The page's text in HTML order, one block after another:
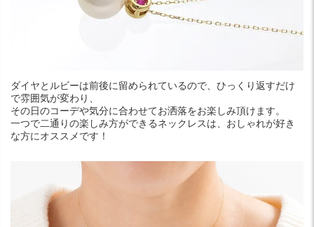
ダイヤとルビーは前後に留められているので、ひっくり返すだけ
で雰囲気が変わり、
その日のコーデや気分に合わせてお洒落をお楽しみ頂けます。
一つで二通りの楽しみ方ができるネックレスは、おしゃれが好き
な方にオススメです！